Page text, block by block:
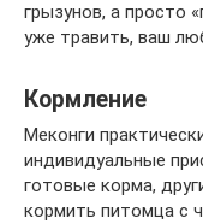
грызунов, а просто
уже травить, ваш
Кормление
Меконги
индивидуальные
готовые корма,
кормить питомца с